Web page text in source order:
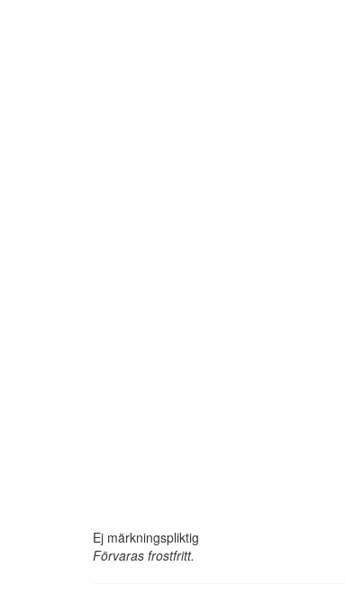
Ej märkningspliktig
Förvaras frostfritt.